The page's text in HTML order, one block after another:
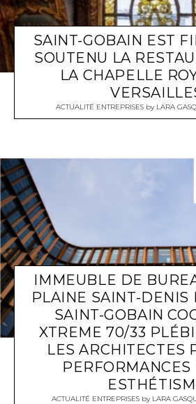
SAINT-GOBAIN EST
SOUTENU LA
LA CHAPELLE
ACTUALITÉ ENTREPRISESby LARA
IMMEUBLE DE
PLAINE SAINT-DENIS
SAINT-GOBAIN
XTREME 70/33
LES ARCHITECTES
PERFORMANCES
ACTUALITÉ ENTREPRISESby LARA